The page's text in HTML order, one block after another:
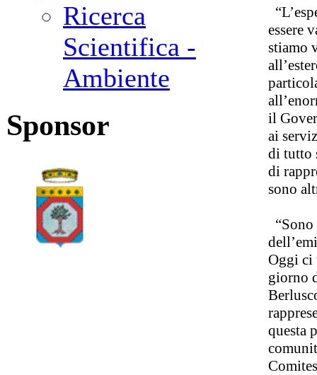
Ricerca
Scientifica -
Ambiente
Sponsor
essere
stiamo
il
ai
di tutto
di
sono
Oggi ci
giorno
questa